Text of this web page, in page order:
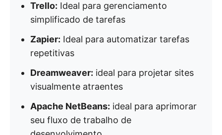
Trello: Ideal para gerenciamento
simplificado de tarefas
Zapier: Ideal para automatizar tarefas
repetitivas
Dreamweaver: ideal para projetar sites
visualmente atraentes
Apache NetBeans: ideal para aprimorar
seu fluxo de trabalho de